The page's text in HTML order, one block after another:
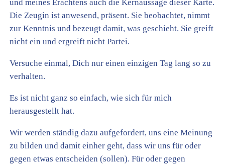
und meines Erachtens auch die Kernaussage dieser Karte.
Die Zeugin ist anwesend, präsent. Sie beobachtet, nimmt
zur Kenntnis und bezeugt damit, was geschieht. Sie greift
nicht ein und ergreift nicht Partei.
Versuche einmal, Dich nur einen einzigen Tag lang so zu
verhalten.
Es ist nicht ganz so einfach, wie sich für mich
herausgestellt hat.
Wir werden ständig dazu aufgefordert, uns eine Meinung
zu bilden und damit einher geht, dass wir uns für oder
gegen etwas entscheiden (sollen). Für oder gegen